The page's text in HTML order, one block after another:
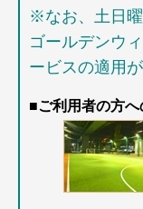
※なお、土日曜
ゴールデンウ
ービスの適用